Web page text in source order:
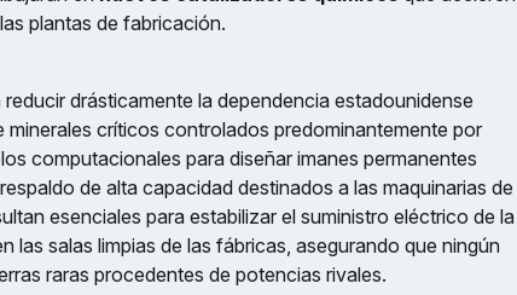
plantas de fabricación.
drásticamente la dependencia estadounidense
críticos controlados predominantemente por
computacionales para diseñar imanes permanentes
de alta capacidad destinados a las maquinarias de
esenciales para estabilizar el suministro eléctrico de la
las salas limpias de las fábricas, asegurando que ningún
raras procedentes de potencias rivales.